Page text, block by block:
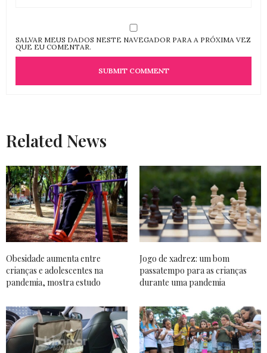
SALVAR MEUS DADOS NESTE NAVEGADOR PARA A PRÓXIMA VEZ
QUE EU COMENTAR.
Related News
Obesidade aumenta entre
crianças e adolescentes na
pandemia, mostra estudo
Jogo de xadrez: um bom
passatempo para as crianças
durante uma pandemia